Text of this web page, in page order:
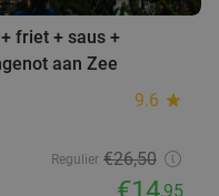
friet + saus +
aan Zee
9.6 star
Regulier €26,50
,95